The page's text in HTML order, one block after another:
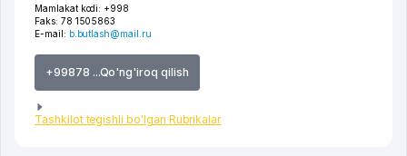
Mamlakat kodi: +998
Faks: 78 1505863
E-mail: b.butlash@mail.ru
+99878 ...Qo'ng'iroq qilish
Tashkilot tegishli bo'lgan Rubrikalar